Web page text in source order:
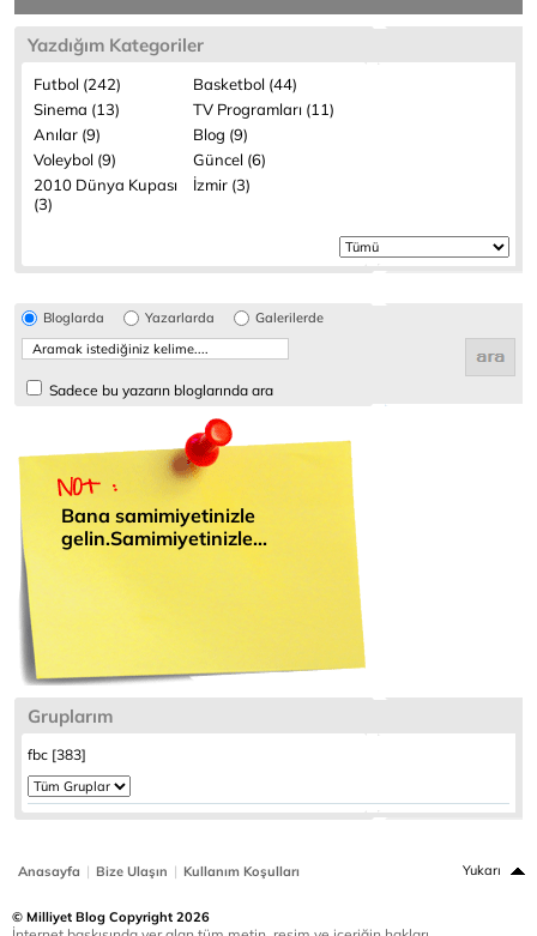
Yazdığım Kategoriler
Futbol (242)
Basketbol (44)
Sinema (13)
TV Programları (11)
Anılar (9)
Blog (9)
Voleybol (9)
Güncel (6)
2010 Dünya Kupası
(3)
İzmir (3)
Bloglarda Yazarlarda Galerilerde
Sadece bu yazarın bloglarında ara
Bana samimiyetinizle
gelin.Samimiyetinizle...
Gruplarım
fbc [383]
Anasayfa | Bize Ulaşın | Kullanım Koşulları Yukarı
© Milliyet Blog Copyright 2026